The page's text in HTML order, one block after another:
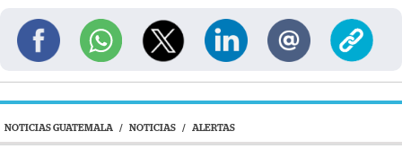
NOTICIAS GUATEMALA / NOTICIAS / ALERTAS